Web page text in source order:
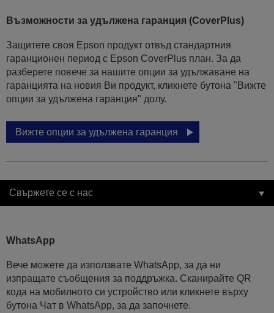
Възможности за удължена гаранция (CoverPlus)
Защитете своя Epson продукт отвъд стандартния
гаранционен период с Epson CoverPlus план. За да
разберете повече за нашите опции за удължаване на
гаранцията на новия Ви продукт, кликнете бутона "Вижте
опции за удължена гаранция" долу.
Вижте опции за удължена гаранция
Свържете се с нас
WhatsApp
Вече можете да използвате WhatsApp, за да ни
изпращате съобщения за поддръжка. Сканирайте QR
кода на мобилното си устройство или кликнете върху
бутона Чат в WhatsApp, за да започнете.